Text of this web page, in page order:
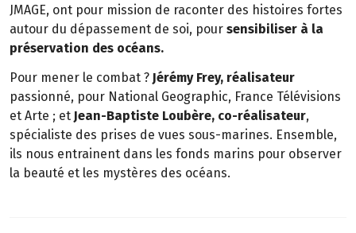
JMAGE, ont pour mission de raconter des histoires fortes
autour du dépassement de soi, pour sensibiliser à la
préservation des océans.
Pour mener le combat ? Jérémy Frey, réalisateur
passionné, pour National Geographic, France Télévisions
et Arte ; et Jean-Baptiste Loubère, co-réalisateur,
spécialiste des prises de vues sous-marines. Ensemble,
ils nous entrainent dans les fonds marins pour observer
la beauté et les mystères des océans.